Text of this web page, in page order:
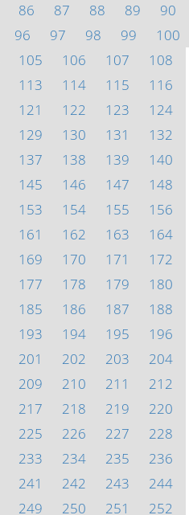
86 87 88 89
90
96 97 98 99
100
105 106 107
108
113 114 115
116
121 122 123
124
129 130 131
132
137 138 139
140
145 146 147
148
153 154 155
156
161 162 163
164
169 170 171
172
177 178 179
180
185 186 187
188
193 194 195
196
201 202 203
204
209 210 211
212
217 218 219
220
225 226 227
228
233 234 235
236
241 242 243
244
249 250 251
252